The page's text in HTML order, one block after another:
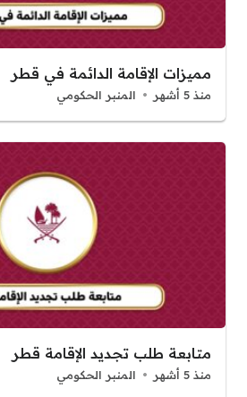
مميزات الإقامة الدائمة في قطر
منذ 5 أشهر المنبر الحكومي
متابعة طلب تجديد الإقامة قطر
منذ 5 أشهر المنبر الحكومي